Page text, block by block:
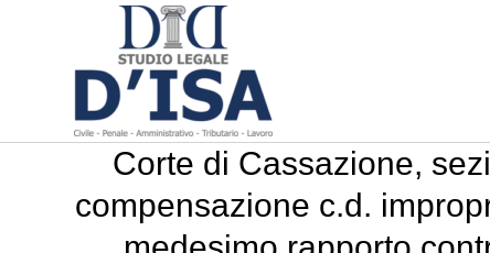
Corte di Cassazione,
compensazione c.d.